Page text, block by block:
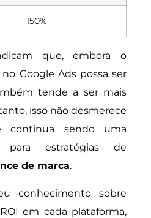
150%
que, embora o
Google Ads possa ser
tende a ser mais
isso não desmerece
sendo uma
para estratégias de
de marca.
conhecimento sobre
em cada plataforma,